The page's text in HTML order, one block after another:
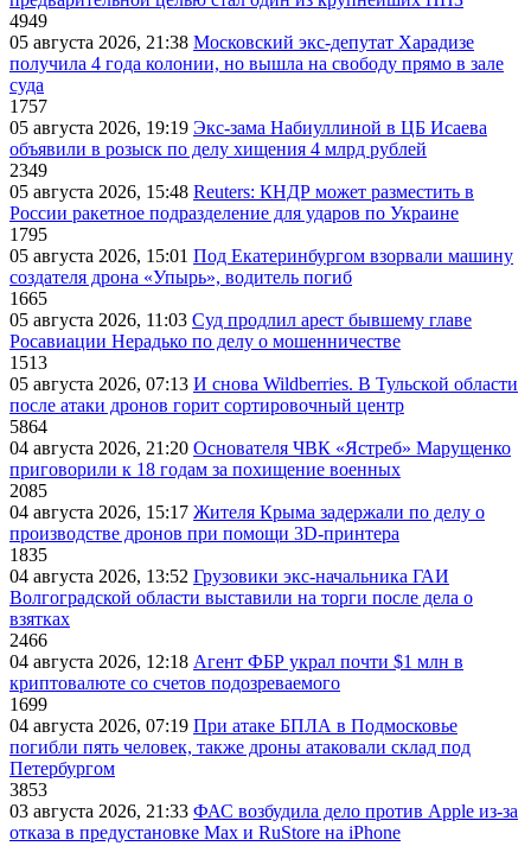
4949
05 августа 2026, 21:38 Московский экс-депутат Харадизе
получила 4 года колонии, но вышла на свободу прямо в зале
суда
1757
05 августа 2026, 19:19 Экс-зама Набиуллиной в ЦБ Исаева
объявили в розыск по делу хищения 4 млрд рублей
2349
05 августа 2026, 15:48 Reuters: КНДР может разместить в
России ракетное подразделение для ударов по Украине
1795
05 августа 2026, 15:01 Под Екатеринбургом взорвали машину
создателя дрона «Упырь», водитель погиб
1665
05 августа 2026, 11:03 Суд продлил арест бывшему главе
Росавиации Нерадько по делу о мошенничестве
1513
05 августа 2026, 07:13 И снова Wildberries. В Тульской области
после атаки дронов горит сортировочный центр
5864
04 августа 2026, 21:20 Основателя ЧВК «Ястреб» Марущенко
приговорили к 18 годам за похищение военных
2085
04 августа 2026, 15:17 Жителя Крыма задержали по делу о
производстве дронов при помощи 3D‑принтера
1835
04 августа 2026, 13:52 Грузовики экс-начальника ГАИ
Волгоградской области выставили на торги после дела о
взятках
2466
04 августа 2026, 12:18 Агент ФБР украл почти $1 млн в
криптовалюте со счетов подозреваемого
1699
04 августа 2026, 07:19 При атаке БПЛА в Подмосковье
погибли пять человек, также дроны атаковали склад под
Петербургом
3853
03 августа 2026, 21:33 ФАС возбудила дело против Apple из-за
отказа в предустановке Max и RuStore на iPhone